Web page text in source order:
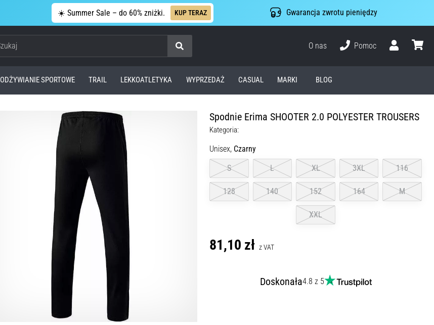
☀️ Summer Sale – do 60% zniżki. KUP TERAZ Gwarancja zwrotu pieniędzy
Szukaj
O nas
Pomoc
ODŻYWIANIE SPORTOWE TRAIL LEKKOATLETYKA WYPRZEDAŻ CASUAL MARKI BLOG
Spodnie Erima SHOOTER 2.0 POLYESTER TROUSERS
Kategoria:
Unisex, Czarny
S
L XL 3XL 116
128 140 152 164 M
XXL
81,10 zł z VAT
Doskonała4.8 z 5